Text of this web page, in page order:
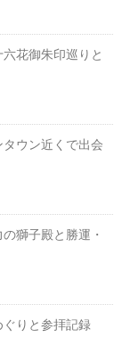
花御朱印巡りと
ウン近くで出会
獅子殿と勝運・
りと参拝記録